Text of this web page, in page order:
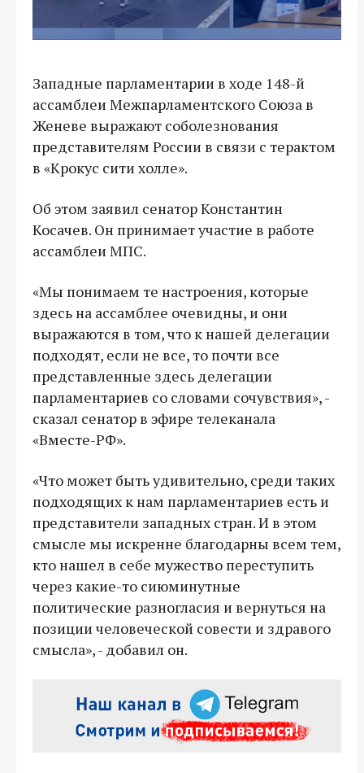
Западные парламентарии в ходе 148-й
ассамблеи Межпарламентского Союза в
Женеве выражают соболезнования
представителям России в связи с терактом
в «Крокус сити холле».
Об этом заявил сенатор Константин
Косачев. Он принимает участие в работе
ассамблеи МПС.
«Мы понимаем те настроения, которые
здесь на ассамблее очевидны, и они
выражаются в том, что к нашей делегации
подходят, если не все, то почти все
представленные здесь делегации
парламентариев со словами сочувствия», -
сказал сенатор в эфире телеканала
«Вместе-РФ».
«Что может быть удивительно, среди таких
подходящих к нам парламентариев есть и
представители западных стран. И в этом
смысле мы искренне благодарны всем тем,
кто нашел в себе мужество переступить
через какие-то сиюминутные
политические разногласия и вернуться на
позиции человеческой совести и здравого
смысла», - добавил он.